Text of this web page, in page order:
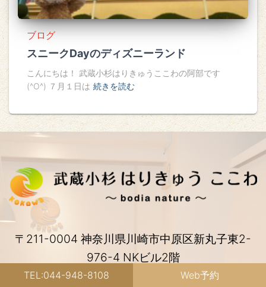
TEL:044-948-8108 Web予約
ブログ
スニークDayのディズニーランド
こんにちは！ 武蔵小杉はりきゅうここわの阿部です
(^O^) ７月１日は 続きを読む
〒211-0004 神奈川県川崎市中原区新丸子東2-
976-4 NKビル2階
（JR武蔵小杉駅北口(南武線口)より徒歩4分、